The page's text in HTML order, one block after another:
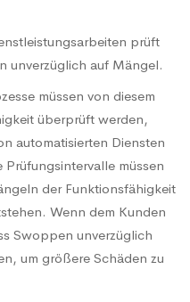
prüft
unverzüglich auf Mängel.
müssen von diesem
überprüft werden,
automatisierten Diensten
müssen
der Funktionsfähigkeit
Wenn dem Kunden
Swoppen unverzüglich
um größere Schäden zu